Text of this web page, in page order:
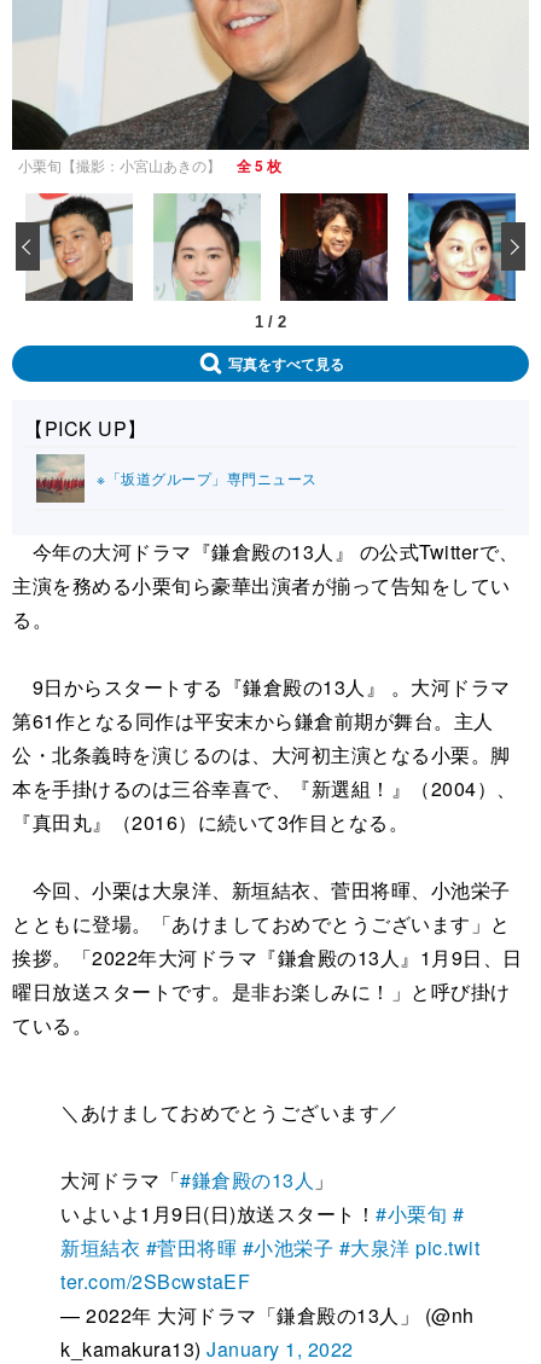
小栗旬【撮影：小宮山あきの】 全 5 枚
1 / 2
‹
写真をすべて見る
【PICK UP】
※「坂道グループ」専門ニュース
今年の大河ドラマ『鎌倉殿の13人』 の公式Twitterで、
主演を務める小栗旬ら豪華出演者が揃って告知をしてい
る。
9日からスタートする『鎌倉殿の13人』 。大河ドラマ
第61作となる同作は平安末から鎌倉前期が舞台。主人
公・北条義時を演じるのは、大河初主演となる小栗。脚
本を手掛けるのは三谷幸喜で、『新選組！』（2004）、
『真田丸』（2016）に続いて3作目となる。
今回、小栗は大泉洋、新垣結衣、菅田将暉、小池栄子
とともに登場。「あけましておめでとうございます」と
挨拶。「2022年大河ドラマ『鎌倉殿の13人』1月9日、日
曜日放送スタートです。是非お楽しみに！」と呼び掛け
ている。
＼あけましておめでとうございます／
大河ドラマ「#鎌倉殿の13人 」
いよいよ1月9日(日)放送スタート！ #小栗旬 #
新垣結衣 #菅田将暉 #小池栄子 #大泉洋 pic.twit
ter.com/2SBcwstaEF
— 2022年 大河ドラマ「鎌倉殿の13人」 (@nh
k_kamakura13) January 1, 2022